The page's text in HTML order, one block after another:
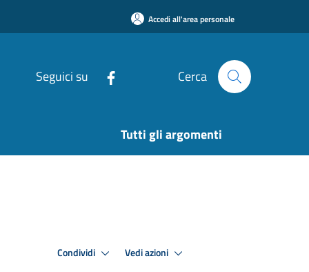
Accedi all'area personale
Seguici su Cerca
Tutti gli argomenti
Condividi Vedi azioni